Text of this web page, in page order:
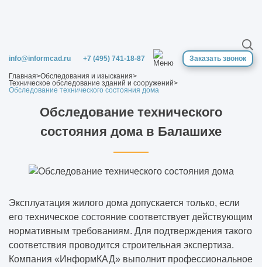
info@informcad.ru +7 (495) 741-18-87 Заказать звонок
Главная>Обследования и изыскания>
Техническое обследование зданий и сооружений>
Обследование технического состояния дома
Обследование технического
состояния дома в Балашихе
Эксплуатация жилого дома допускается только, если
его техническое состояние соответствует действующим
нормативным требованиям. Для подтверждения такого
соответствия проводится строительная экспертиза.
Компания «ИнформКАД» выполнит профессиональное